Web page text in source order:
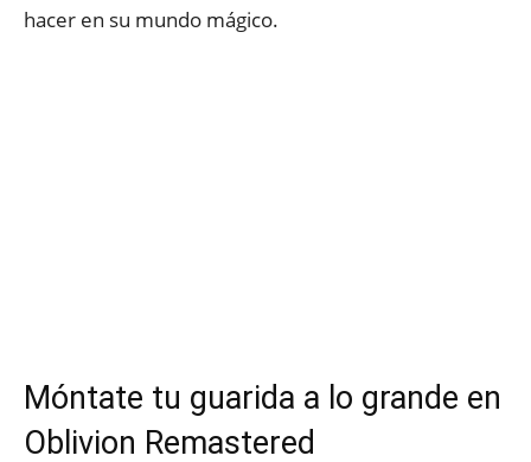
hacer en su mundo mágico.
Móntate tu guarida a lo grande en
Oblivion Remastered